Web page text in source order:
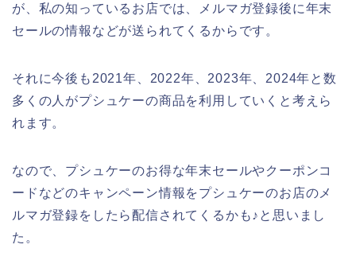
が、私の知っているお店では、メルマガ登録後に年末
セールの情報などが送られてくるからです。
それに今後も2021年、2022年、2023年、2024年と数
多くの人がプシュケーの商品を利用していくと考えら
れます。
なので、プシュケーのお得な年末セールやクーポンコ
ードなどのキャンペーン情報をプシュケーのお店のメ
ルマガ登録をしたら配信されてくるかも♪と思いまし
た。